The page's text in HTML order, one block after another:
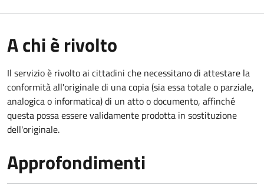
A chi è rivolto
Il servizio è rivolto ai cittadini che necessitano di attestare la
conformità all'originale di una copia (sia essa totale o parziale,
analogica o informatica) di un atto o documento, affinché
questa possa essere validamente prodotta in sostituzione
dell'originale.
Approfondimenti